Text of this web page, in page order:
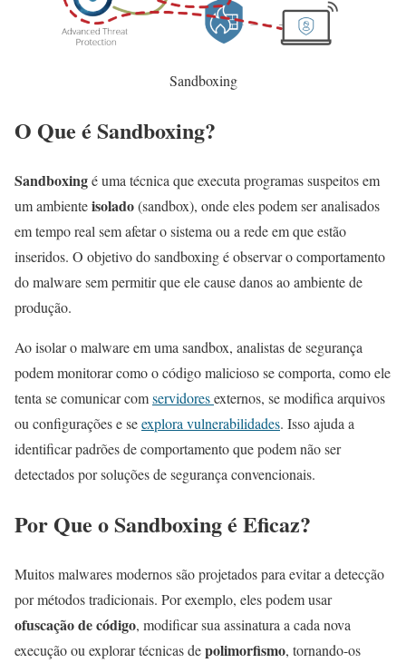
Sandboxing
O Que é Sandboxing?
Sandboxingé uma técnica que executa programas suspeitos em
um ambienteisolado(sandbox), onde eles podem ser analisados
em tempo real sem afetar o sistema ou a rede em que estão
inseridos. O objetivo do sandboxing é observar o comportamento
do malware sem permitir que ele cause danos ao ambiente de
produção.
Ao isolar o malware em uma sandbox, analistas de segurança
podem monitorar como o código malicioso se comporta, como ele
tenta se comunicar comservidoresexternos, se modifica arquivos
ou configurações e seexplora vulnerabilidades. Isso ajuda a
identificar padrões de comportamento que podem não ser
detectados por soluções de segurança convencionais.
Por Que o Sandboxing é Eficaz?
Muitos malwares modernos são projetados para evitar a detecção
por métodos tradicionais. Por exemplo, eles podem usar
ofuscação de código, modificar sua assinatura a cada nova
execução ou explorar técnicas depolimorfismo, tornando-os